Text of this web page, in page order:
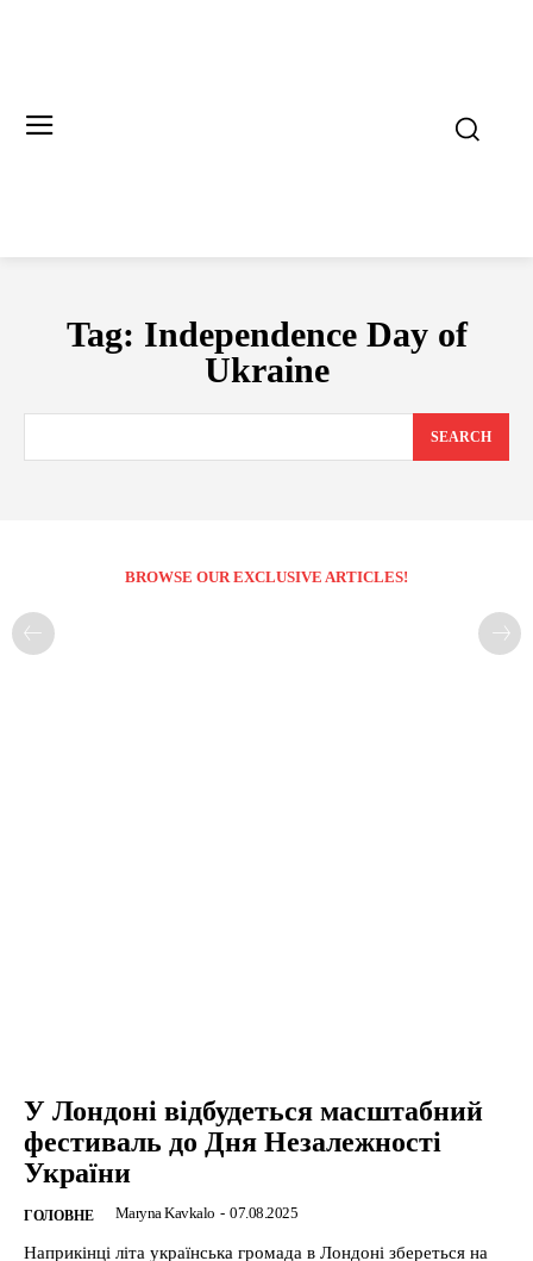
Tag: Independence Day of
Ukraine
SEARCH
BROWSE OUR EXCLUSIVE ARTICLES!
У Лондоні відбудеться масштабний
фестиваль до Дня Незалежності
України
ГОЛОВНЕ Maryna Kavkalo - 07.08.2025
Наприкінці літа українська громада в Лондоні збереться на